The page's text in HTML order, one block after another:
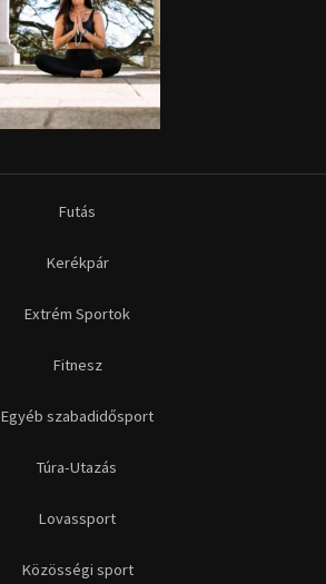
Futás
Kerékpár
Extrém Sportok
Fitnesz
Egyéb szabadidősport
Túra-Utazás
Lovassport
Közösségi sport